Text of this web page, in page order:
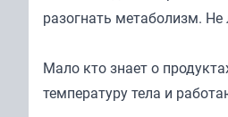
разогнать метаболизм.
Мало кто знает о
температуру тела и